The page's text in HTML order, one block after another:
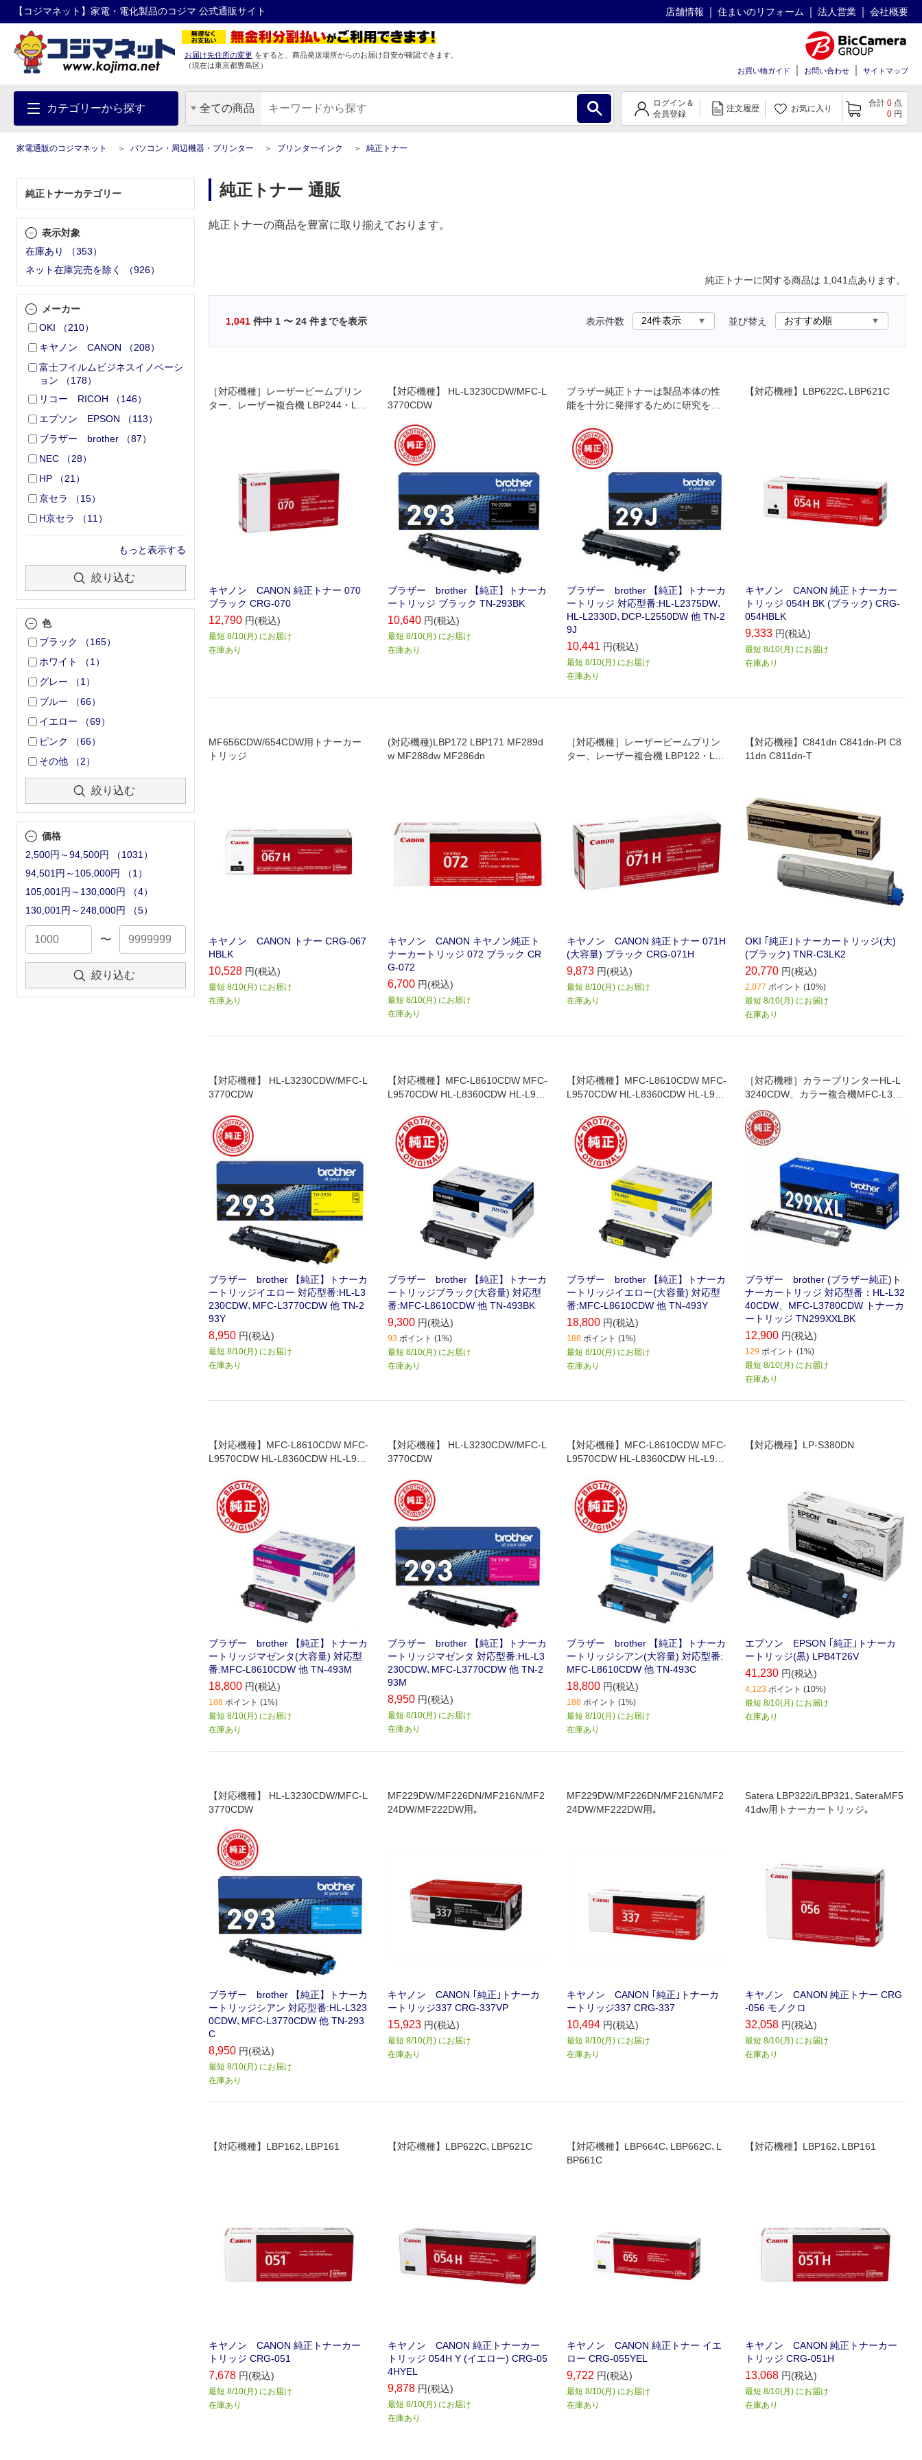
【コジマネット】家電・電化製品のコジマ 公式通販サイト 店舗情報 住まいのリフォーム 法人営業 会社概要
お届け先住所の変更 をすると、商品発送場所からのお届け目安が確認できます。
（現在は東京都豊島区）
お買い物ガイド お問い合わせ サイトマップ
カテゴリーから探す 全ての商品
ログイン＆
会員登録
注文履歴 お気に入り
合計 0 点
0 円
家電通販のコジマネット パソコン・周辺機器・プリンター プリンターインク 純正トナー
純正トナーカテゴリー
表示対象
在庫あり
（353）
ネット在庫完売を除く
（926）
メーカー
OKI
（210）
キヤノン CANON
（208）
富士フイルムビジネスイノベーシ
ョン
（178）
リコー RICOH
（146）
エプソン EPSON
（113）
ブラザー brother
（87）
NEC
（28）
HP
（21 ）
京セラ
（15）
H京セラ
（11 ）
もっと表示する
絞り込む
色
ブラック
（165）
ホワイト
（1 ）
グレー
（1 ）
ブルー
（66）
イエロー
（69）
ピンク
（66）
その他
（2）
絞り込む
価格
2,500円～94,500円
（1031 ）
94,501円～105,000円
（1 ）
105,001円～130,000円
（4）
130,001円～248,000円
（5）
〜
絞り込む
純正トナー 通販
純正トナーの商品を豊富に取り揃えております。
純正トナーに関する商品は 1,041 点あります。
1,041 件中 1 〜 24 件までを表示 表示件数 並び替え
［対応機種］レーザービームプリン
ター、レーザー複合機 LBP244・LB
キヤノン CANON 純正トナー 070
ブラック CRG-070
12,790 円(税込)
最短 8/10(月) にお届け
在庫あり
【対応機種】 HL-L3230CDW/MFC-L
3770CDW
ブラザー brother 【純正】トナーカ
ートリッジ ブラック TN-293BK
10,640 円(税込)
最短 8/10(月) にお届け
在庫あり
ブラザー純正トナーは製品本体の性
能を十分に発揮するために研究を重
ブラザー brother 【純正】トナーカ
ートリッジ 対応型番:HL-L2375DW､
HL-L2330D､DCP-L2550DW 他 TN-2
9J
10,441 円(税込)
最短 8/10(月) にお届け
在庫あり
【対応機種】LBP622C､LBP621C
キヤノン CANON 純正トナーカー
トリッジ 054H BK (ブラック) CRG-
054HBLK
9,333 円(税込)
最短 8/10(月) にお届け
在庫あり
MF656CDW/654CDW用トナーカー
トリッジ
キヤノン CANON トナー CRG-067
HBLK
10,528 円(税込)
最短 8/10(月) にお届け
在庫あり
(対応機種)LBP172 LBP171 MF289d
w MF288dw MF286dn
キヤノン CANON キヤノン純正ト
ナーカートリッジ 072 ブラック CR
G-072
6,700 円(税込)
最短 8/10(月) にお届け
在庫あり
［対応機種］レーザービームプリン
ター、レーザー複合機 LBP122・LB
キヤノン CANON 純正トナー 071H
(大容量) ブラック CRG-071H
9,873 円(税込)
最短 8/10(月) にお届け
在庫あり
【対応機種】C841dn C841dn-PI C8
11dn C811dn-T
OKI ｢純正｣トナーカートリッジ(大)
(ブラック) TNR-C3LK2
20,770 円(税込)
2,077 ポイント (10%)
最短 8/10(月) にお届け
在庫あり
【対応機種】 HL-L3230CDW/MFC-L
3770CDW
ブラザー brother 【純正】トナーカ
ートリッジイエロー 対応型番:HL-L3
230CDW､MFC-L3770CDW 他 TN-2
93Y
8,950 円(税込)
最短 8/10(月) にお届け
在庫あり
【対応機種】MFC-L8610CDW MFC-
L9570CDW HL-L8360CDW HL-L931
ブラザー brother 【純正】トナーカ
ートリッジブラック(大容量) 対応型
番:MFC-L8610CDW 他 TN-493BK
9,300 円(税込)
93 ポイント (1%)
最短 8/10(月) にお届け
在庫あり
【対応機種】MFC-L8610CDW MFC-
L9570CDW HL-L8360CDW HL-L931
ブラザー brother 【純正】トナーカ
ートリッジイエロー(大容量) 対応型
番:MFC-L8610CDW 他 TN-493Y
18,800 円(税込)
188 ポイント (1%)
最短 8/10(月) にお届け
在庫あり
［対応機種］カラープリンターHL-L
3240CDW、カラー複合機MFC-L378
0CDW
ブラザー brother (ブラザー純正)ト
ナーカートリッジ 対応型番：HL-L32
40CDW、MFC-L3780CDW トナーカ
ートリッジ TN299XXLBK
12,900 円(税込)
129 ポイント (1%)
最短 8/10(月) にお届け
在庫あり
【対応機種】MFC-L8610CDW MFC-
L9570CDW HL-L8360CDW HL-L931
ブラザー brother 【純正】トナーカ
ートリッジマゼンタ(大容量) 対応型
番:MFC-L8610CDW 他 TN-493M
18,800 円(税込)
188 ポイント (1%)
最短 8/10(月) にお届け
在庫あり
【対応機種】 HL-L3230CDW/MFC-L
3770CDW
ブラザー brother 【純正】トナーカ
ートリッジマゼンタ 対応型番:HL-L3
230CDW､MFC-L3770CDW 他 TN-2
93M
8,950 円(税込)
最短 8/10(月) にお届け
在庫あり
【対応機種】MFC-L8610CDW MFC-
L9570CDW HL-L8360CDW HL-L931
ブラザー brother 【純正】トナーカ
ートリッジシアン(大容量) 対応型番:
MFC-L8610CDW 他 TN-493C
18,800 円(税込)
188 ポイント (1%)
最短 8/10(月) にお届け
在庫あり
【対応機種】LP-S380DN
エプソン EPSON ｢純正｣トナーカ
ートリッジ(黒) LPB4T26V
41,230 円(税込)
4,123 ポイント (10%)
最短 8/10(月) にお届け
在庫あり
【対応機種】 HL-L3230CDW/MFC-L
3770CDW
ブラザー brother 【純正】トナーカ
ートリッジシアン 対応型番:HL-L323
0CDW､MFC-L3770CDW 他 TN-293
C
8,950 円(税込)
最短 8/10(月) にお届け
在庫あり
MF229DW/MF226DN/MF216N/MF2
24DW/MF222DW用｡
キヤノン CANON ｢純正｣トナーカ
ートリッジ337 CRG-337VP
15,923 円(税込)
最短 8/10(月) にお届け
在庫あり
MF229DW/MF226DN/MF216N/MF2
24DW/MF222DW用｡
キヤノン CANON ｢純正｣トナーカ
ートリッジ337 CRG-337
10,494 円(税込)
最短 8/10(月) にお届け
在庫あり
Satera LBP322i/LBP321､SateraMF5
41dw用トナーカートリッジ｡
キヤノン CANON 純正トナー CRG
-056 モノクロ
32,058 円(税込)
最短 8/10(月) にお届け
在庫あり
【対応機種】LBP162､LBP161
キヤノン CANON 純正トナーカー
トリッジ CRG-051
7,678 円(税込)
最短 8/10(月) にお届け
在庫あり
【対応機種】LBP622C､LBP621C
キヤノン CANON 純正トナーカー
トリッジ 054H Y (イエロー) CRG-05
4HYEL
9,878 円(税込)
最短 8/10(月) にお届け
在庫あり
【対応機種】LBP664C､LBP662C､L
BP661C
キヤノン CANON 純正トナー イエ
ロー CRG-055YEL
9,722 円(税込)
最短 8/10(月) にお届け
在庫あり
【対応機種】LBP162､LBP161
キヤノン CANON 純正トナーカー
トリッジ CRG-051H
13,068 円(税込)
最短 8/10(月) にお届け
在庫あり